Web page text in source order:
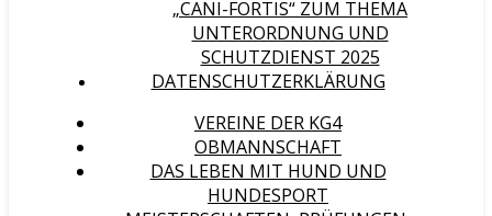
„CANI-FORTIS“ ZUM THEMA
UNTERORDNUNG UND
SCHUTZDIENST 2025
DATENSCHUTZERKLÄRUNG
VEREINE DER KG4
OBMANNSCHAFT
DAS LEBEN MIT HUND UND
HUNDESPORT